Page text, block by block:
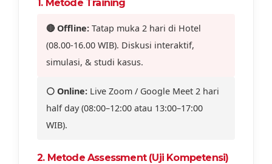
1. Metode Training
🔴 Offline: Tatap muka 2 hari di Hotel
(08.00-16.00 WIB). Diskusi interaktif,
simulasi, & studi kasus.
⚪ Online: Live Zoom / Google Meet 2 hari
half day (08:00–12:00 atau 13:00–17:00
WIB).
2. Metode Assessment (Uji Kompetensi)